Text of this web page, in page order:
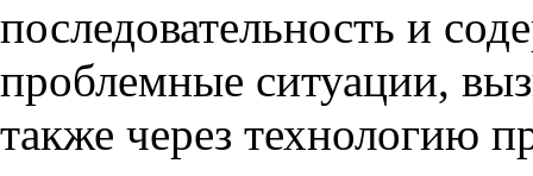
последовательность и
проблемные ситуации,
также через технологию